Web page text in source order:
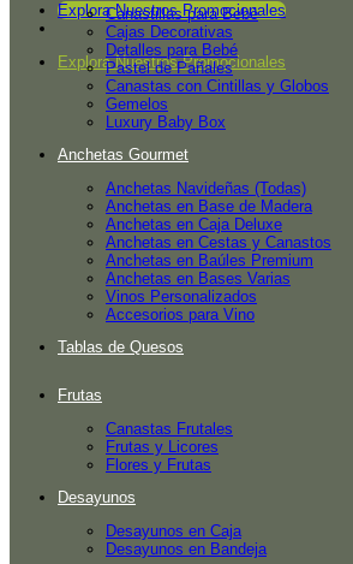
Explora Nuestros Promocionales
Explora Nuestros Promocionales
Canastillas para Bebé
Cajas Decorativas
Detalles para Bebé
Pastel de Pañales
Canastas con Cintillas y Globos
Gemelos
Luxury Baby Box
Anchetas Gourmet
Anchetas Navideñas (Todas)
Anchetas en Base de Madera
Anchetas en Caja Deluxe
Anchetas en Cestas y Canastos
Anchetas en Baúles Premium
Anchetas en Bases Varias
Vinos Personalizados
Accesorios para Vino
Tablas de Quesos
Frutas
Canastas Frutales
Frutas y Licores
Flores y Frutas
Desayunos
Desayunos en Caja
Desayunos en Bandeja